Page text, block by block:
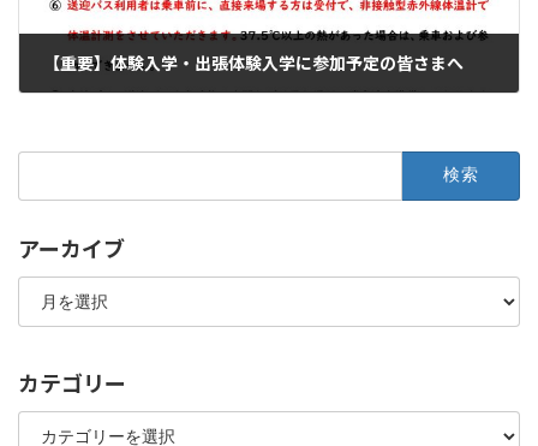
【重要】体験入学・出張体験入学に参加予定の皆さまへ
アーカイブ
ア
カ
ブ
カテゴリー
カ